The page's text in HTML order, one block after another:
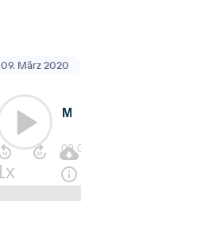
09. März 2020